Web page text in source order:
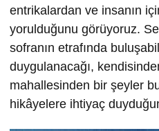
entrikalardan ve insanın
yorulduğunu görüyoruz.
sofranın etrafında
duygulanacağı,
mahallesinden bir şeyler
hikâyelere ihtiyaç